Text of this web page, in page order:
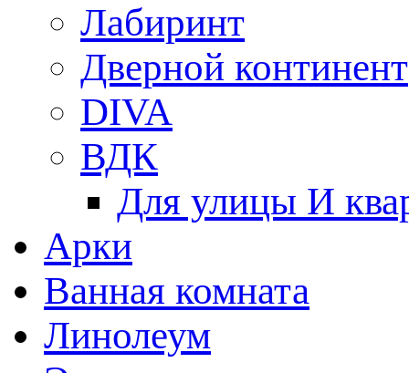
Лабиринт
Дверной континент
DIVA
ВДК
Для улицы И
Арки
Ванная комната
Линолеум